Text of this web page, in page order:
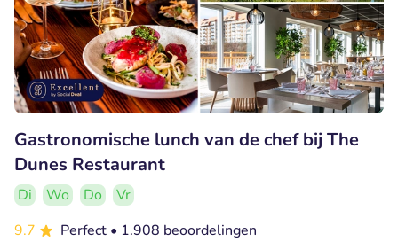
Gastronomische lunch van de chef bij The
Dunes Restaurant
Di Wo Do
Vr
9.7
Perfect • 1.908 beoordelingen